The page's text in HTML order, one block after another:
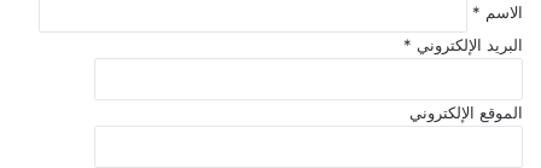
الاسم *
البريد الإلكتروني *
الموقع الإلكتروني